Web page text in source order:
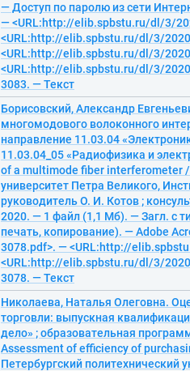
— Доступ по паролю из сети
— <URL:http://elib.spbstu.ru/dl/3/
<URL:http://elib.spbstu.ru/dl/3/
<URL:http://elib.spbstu.ru/dl/3/
<URL:http://elib.spbstu.ru/dl/3/
3083. — Текст
Борисовский, Александр
многомодового волоконного
направление 11.03.04
11.03.04_05 «Радиофизика и
of a multimode fiber interferometer /
университет Петра Великого,
руководитель О. И. Котов ;
2020. — 1 файл (1,1 Мб). — Загл. с
печать, копирование). — Adobe
3078.pdf>. — <URL:http://
<URL:http://elib.spbstu.ru/dl/3/
3078. — Текст
Николаева, Наталья Олеговна.
торговли: выпускная
дело» ; образовательная
Assessment of efficiency of
Петербургский политехнический